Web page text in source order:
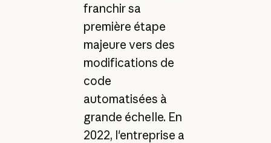
franchir sa
première étape
majeure vers des
modifications de
code
automatisées à
grande échelle. En
2022, l'entreprise a